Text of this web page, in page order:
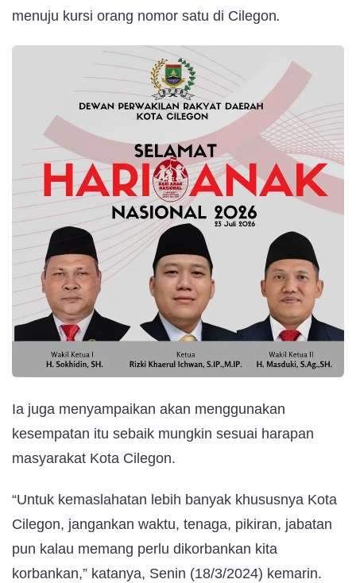
menuju kursi orang nomor satu di Cilegon.
Ia juga menyampaikan akan menggunakan
kesempatan itu sebaik mungkin sesuai harapan
masyarakat Kota Cilegon.
“Untuk kemaslahatan lebih banyak khususnya Kota
Cilegon, jangankan waktu, tenaga, pikiran, jabatan
pun kalau memang perlu dikorbankan kita
korbankan,” katanya, Senin (18/3/2024) kemarin.